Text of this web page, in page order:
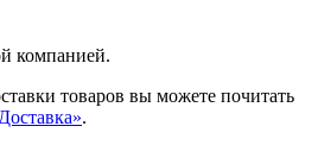
компанией.
товаров вы можете почитать
.